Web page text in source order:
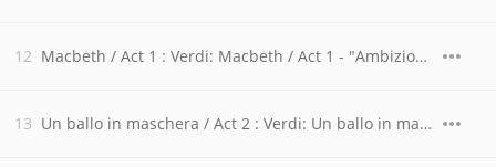
Macbeth / Act 1 : Verdi: Macbeth / Act 1 - "Ambizioso spirto...Vieni t'affretta...Or tutti sorgete"
Un ballo in maschera / Act 2 : Verdi: Un ballo in maschera / Act 2 - "Ecco l'orrido campo...Ma dall'arido stelo divulsa"